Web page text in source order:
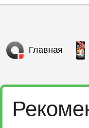
Главная